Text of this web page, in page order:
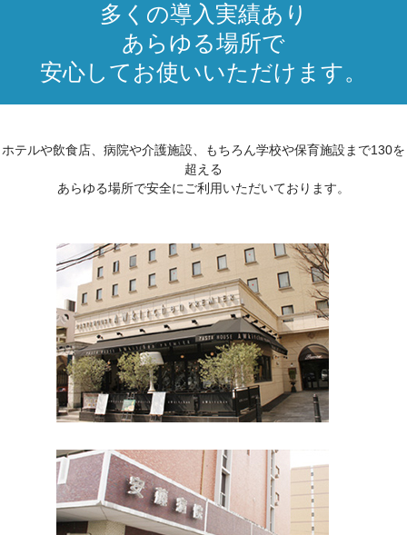
多くの導入実績あり
あらゆる場所で
安心してお使いいただけます。
ホテルや飲食店、病院や介護施設、もちろん学校や保育施設まで130を
超える
あらゆる場所で安全にご利用いただいております。